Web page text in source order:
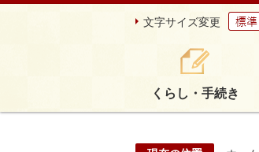
文字サイズ変更
くらし・手続き